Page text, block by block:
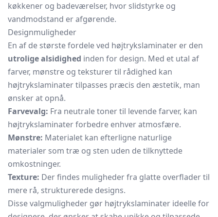
køkkener og badeværelser, hvor slidstyrke og
vandmodstand er afgørende.
Designmuligheder
En af de største fordele ved højtrykslaminater er den
utrolige alsidighed inden for design. Med et utal af
farver, mønstre og teksturer til rådighed kan
højtrykslaminater tilpasses præcis den æstetik, man
ønsker at opnå.
Farvevalg: Fra neutrale toner til levende farver, kan
højtrykslaminater forbedre enhver atmosfære.
Mønstre: Materialet kan efterligne naturlige
materialer som træ og sten uden de tilknyttede
omkostninger.
Texture: Der findes muligheder fra glatte overflader til
mere rå, strukturerede designs.
Disse valgmuligheder gør højtrykslaminater ideelle for